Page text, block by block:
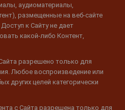
аудиоматериалы,
размещенные на веб-сайте
к Сайту не дает
какой-либо Контент,
разрешено только для
Любое воспроизведение или
других целей категорически
с Сайта разрешена только для